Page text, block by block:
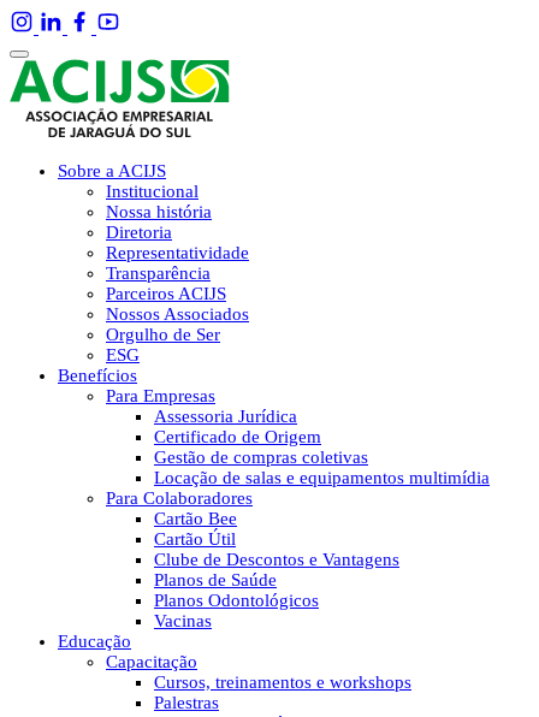
Sobre a ACIJS
Institucional
Nossa história
Diretoria
Representatividade
Transparência
Parceiros ACIJS
Nossos Associados
Orgulho de Ser
ESG
Benefícios
Para Empresas
Assessoria Jurídica
Certificado de Origem
Gestão de compras coletivas
Locação de salas e equipamentos multimídia
Para Colaboradores
Cartão Bee
Cartão Útil
Clube de Descontos e Vantagens
Planos de Saúde
Planos Odontológicos
Vacinas
Educação
Capacitação
Cursos, treinamentos e workshops
Palestras